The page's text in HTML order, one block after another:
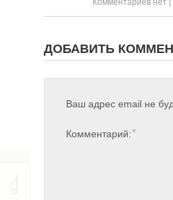
Комментариев нет
ДОБАВИТЬ
Ваш адрес email не
Комментарий:*